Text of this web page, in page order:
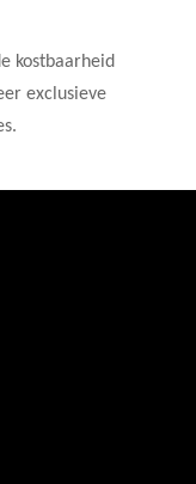
kostbaarheid
exclusieve